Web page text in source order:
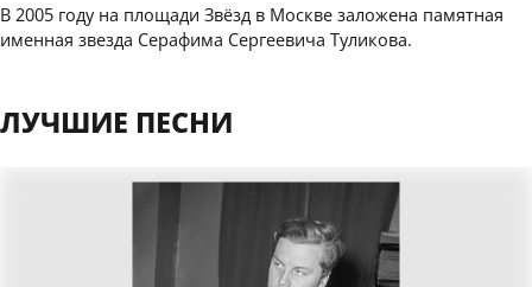
В 2005 году на площади Звёзд в Москве заложена памятная
именная звезда Серафима Сергеевича Туликова.
ЛУЧШИЕ ПЕСНИ